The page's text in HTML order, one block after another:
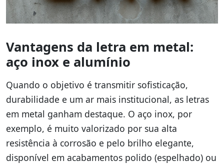
Vantagens da letra em metal:
aço inox e alumínio
Quando o objetivo é transmitir sofisticação,
durabilidade e um ar mais institucional, as letras
em metal ganham destaque. O aço inox, por
exemplo, é muito valorizado por sua alta
resistência à corrosão e pelo brilho elegante,
disponível em acabamentos polido (espelhado) ou